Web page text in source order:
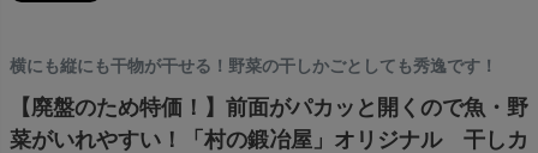
横にも縦にも干物が干せる！野菜の干しかごとしても秀逸です！
【廃盤のため特価！】前面がパカッと開くので魚・野
菜がいれやすい！「村の鍛冶屋」オリジナル 干しカ